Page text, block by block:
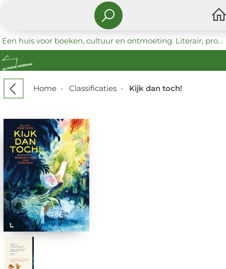
Een huis voor boeken, cultuur en ontmoeting. Literair, progressief en coöperatief.
Home- Classificaties- Kijk dan toch!